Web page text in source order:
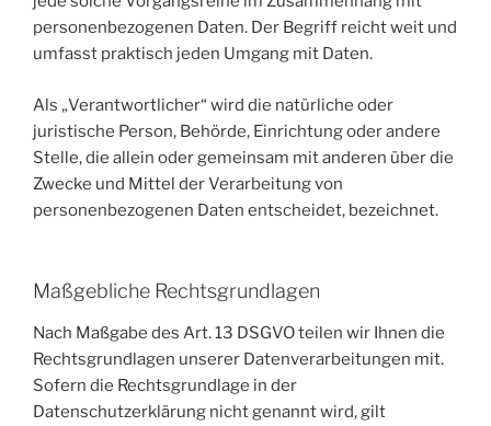
personenbezogenen Daten. Der Begriff reicht weit und
umfasst praktisch jeden Umgang mit Daten.
Als „Verantwortlicher“ wird die natürliche oder
juristische Person, Behörde, Einrichtung oder andere
Stelle, die allein oder gemeinsam mit anderen über die
Zwecke und Mittel der Verarbeitung von
personenbezogenen Daten entscheidet, bezeichnet.
Maßgebliche Rechtsgrundlagen
Nach Maßgabe des Art. 13 DSGVO teilen wir Ihnen die
Rechtsgrundlagen unserer Datenverarbeitungen mit.
Sofern die Rechtsgrundlage in der
Datenschutzerklärung nicht genannt wird, gilt